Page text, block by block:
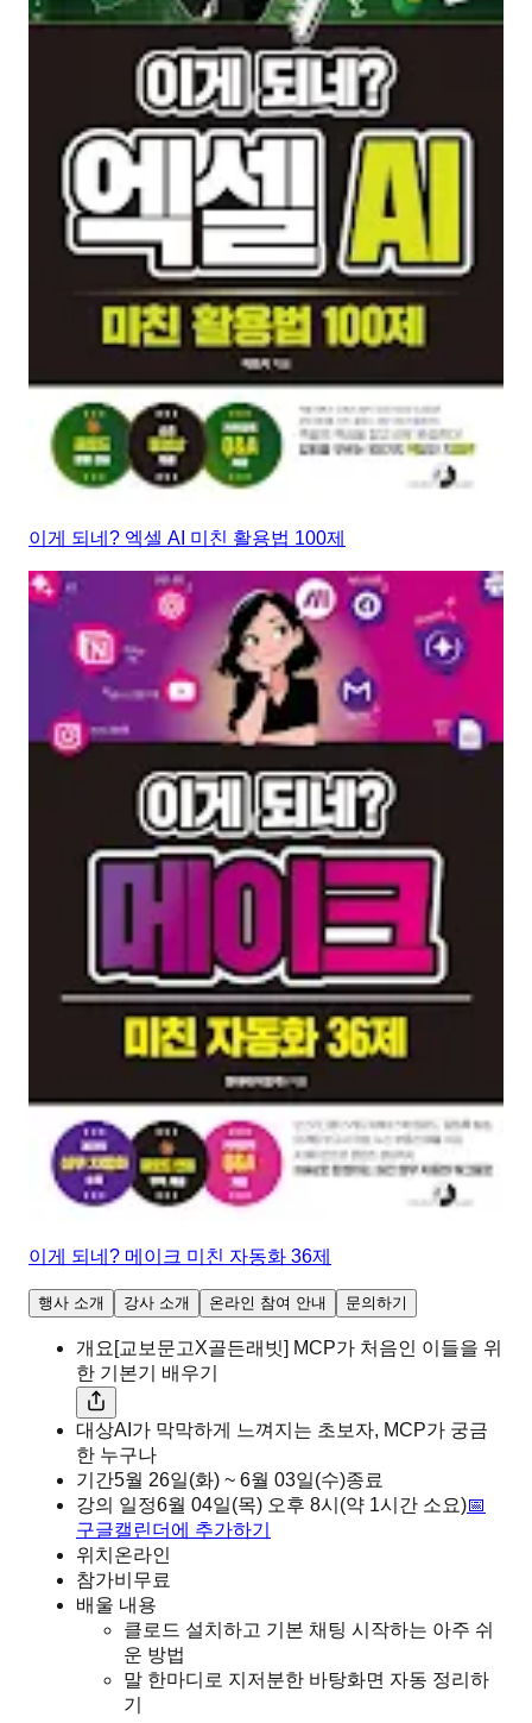
이게 되네? 엑셀 AI 미친 활용법 100제
이게 되네? 메이크 미친 자동화 36제
행사 소개 강사 소개 온라인 참여 안내 문의하기
개요 [교보문고X골든래빗] MCP가 처음인 이들을 위
한 기본기 배우기
대상AI가 막막하게 느껴지는 초보자, MCP가 궁금
한 누구나
기간5월 26일(화) ~ 6월 03일(수)종료
강의 일정6월 04일(목) 오후 8시 (약 1시간 소요)📅
구글캘린더에 추가하기
위치 온라인
참가비 무료
배울 내용
클로드 설치하고 기본 채팅 시작하는 아주 쉬
운 방법
말 한마디로 지저분한 바탕화면 자동 정리하
기